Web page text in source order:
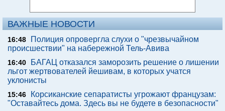
ВАЖНЫЕ НОВОСТИ
16:48
Полиция опровергла слухи о "чрезвычайном
происшествии" на набережной Тель-Авива
16:40
БАГАЦ отказался заморозить решение о лишении
льгот жертвователей йешивам, в которых учатся
уклонисты
15:46
Корсиканские сепаратисты угрожают французам:
"Оставайтесь дома. Здесь вы не будете в безопасности"